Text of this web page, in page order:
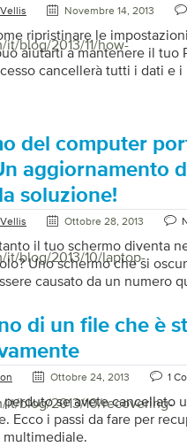
blog/2013/11/how-
Novembre 14, 2013
ripristinare le
aiutarti a mantenere il tuo
cancellerà tutti i dati e
– crapware –
dei nuovi PC). Alcune
il PC su base regolare per […]
it/blog/2013/10/laptop-
del computer
aggiornamento
soluzione!
Ottobre 28, 2013
il tuo schermo diventa
Uno schermo che si
causato da un numero
di un driver.
più semplice per
driver grafico del computer
grafico è un software
un computer di comunicare
it/blog/2013/10/recovering-
di un file che è
Ottobre 24, 2013 1
se avete cancellato
Ecco i passi da fare per
multimediale.